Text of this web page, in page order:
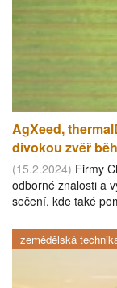
AgXeed,
divokou zvěř
(15.2.2024) Firmy
odborné znalosti a
sečení, kde také
zemědělská